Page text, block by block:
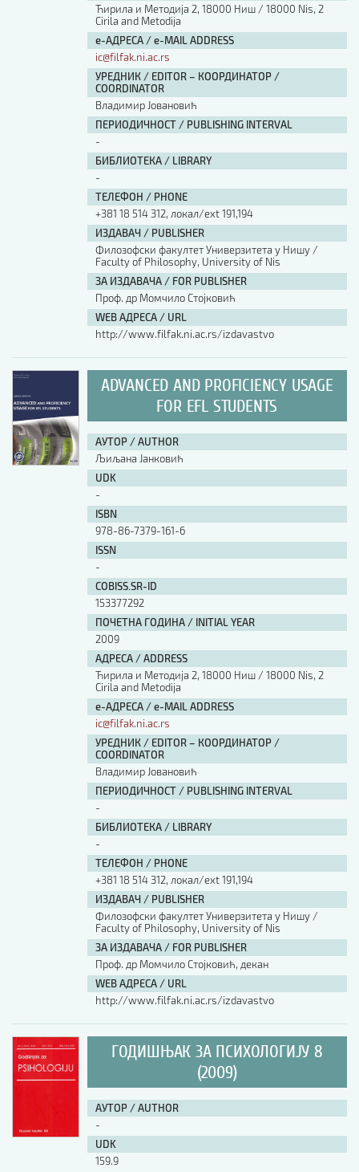
Ћирила и Методија 2, 18000 Ниш / 18000 Nis, 2
Cirila and Metodija
е-АДРЕСА / e-MAIL ADDRESS
ic@filfak.ni.ac.rs
УРЕДНИК / EDITOR – КООРДИНАТОР /
COORDINATOR
Владимир Јовановић
ПЕРИОДИЧНОСТ / PUBLISHING INTERVAL
-
БИБЛИОТЕКА / LIBRARY
-
ТЕЛЕФОН / PHONE
+381 18 514 312, локал/ext 191,194
ИЗДАВАЧ / PUBLISHER
Филозофски факултет Универзитета у Нишу /
Faculty of Philosophy, University of Nis
ЗА ИЗДАВАЧА / FOR PUBLISHER
Проф. др Момчило Стојковић
WEB АДРЕСА / URL
http://www.filfak.ni.ac.rs/izdavastvo
ADVANCED AND PROFICIENCY USAGE
FOR EFL STUDENTS
АУТОР / AUTHOR
Љиљана Јанковић
UDK
-
ISBN
978-86-7379-161-6
ISSN
-
COBISS.SR-ID
153377292
ПОЧЕТНА ГОДИНА / INITIAL YEAR
2009
АДРЕСА / ADDRESS
Ћирила и Методија 2, 18000 Ниш / 18000 Nis, 2
Cirila and Metodija
е-АДРЕСА / e-MAIL ADDRESS
ic@filfak.ni.ac.rs
УРЕДНИК / EDITOR – КООРДИНАТОР /
COORDINATOR
Владимир Јовановић
ПЕРИОДИЧНОСТ / PUBLISHING INTERVAL
-
БИБЛИОТЕКА / LIBRARY
-
ТЕЛЕФОН / PHONE
+381 18 514 312, локал/ext 191,194
ИЗДАВАЧ / PUBLISHER
Филозофски факултет Универзитета у Нишу /
Faculty of Philosophy, University of Nis
ЗА ИЗДАВАЧА / FOR PUBLISHER
Проф. др Момчило Стојковић, декан
WEB АДРЕСА / URL
http://www.filfak.ni.ac.rs/izdavastvo
ГОДИШЊАК ЗА ПСИХОЛОГИЈУ 8
(2009)
АУТОР / AUTHOR
-
UDK
159.9